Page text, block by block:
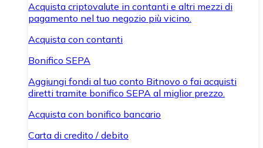
Acquista criptovalute in contanti e altri mezzi di
pagamento nel tuo negozio più vicino.
Acquista con contanti
Bonifico SEPA
Aggiungi fondi al tuo conto Bitnovo o fai acquisti
diretti tramite bonifico SEPA al miglior prezzo.
Acquista con bonifico bancario
Carta di credito / debito